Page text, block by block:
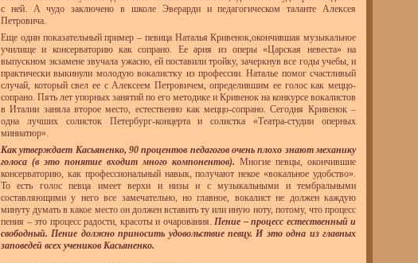
с ней. А чудо заключено в школе Эверарди и педагогическом таланте Алексея
Петровича.
Еще один показательный пример – певица Наталья Кривенок,окончившая музыкальное
училище и консерваторию как сопрано. Ее ария из оперы «Царская невеста» на
выпускном экзамене звучала ужасно, ей поставили тройку, зачеркнув все годы учебы, и
практически выкинули молодую вокалистку из профессии. Наталье помог счастливый
случай, который свел ее с Алексеем Петровичем, определившим ее голос как меццо-
сопрано. Пять лет упорных занятий по его методике и Кривенок на конкурсе вокалистов
в Италии заняла второе место, естественно как меццо-сопрано. Сегодня Кривенок –
одна лучших солисток Петербург-концерта и солистка «Театра-студии оперных
миниатюр».
Как утверждает Касьяненко, 90 процентов педагогов очень плохо знают механику
голоса (в это понятие входит много компонентов). Многие певцы, окончившие
консерваторию, как профессиональный навык, получают некое «вокальное удобство».
То есть голос певца имеет верхи и низы и с музыкальными и тембральными
составляющими у него все замечательно, но главное, вокалист не должен каждую
минуту думать в какое место он должен вставить ту или иную ноту, потому, что процесс
пения – это процесс радости, красоты и очарования. Пение – процесс естественный и
свободный. Пение должно приносить удовольствие певцу. И это одна из главных
заповедей всех учеников Касьяненко.